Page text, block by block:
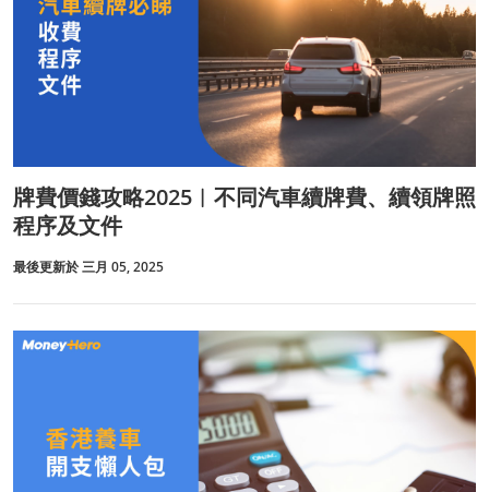
牌費價錢攻略2025︱不同汽車續牌費、續領牌照
程序及文件
最後更新於 三月 05, 2025